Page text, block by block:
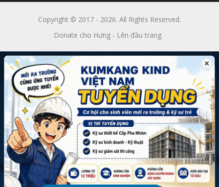
Copyright © 2017 - 2026. All Rights Reserved.
Donate cho Hưng- Lên đầu trang